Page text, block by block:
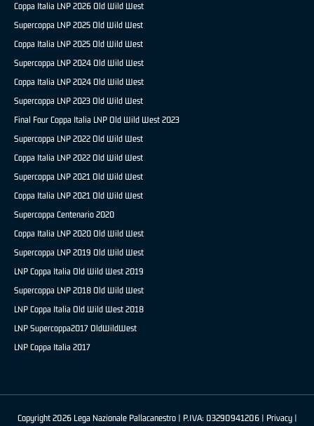
Coppa Italia LNP 2026 Old Wild West
Supercoppa LNP 2025 Old Wild West
Coppa Italia LNP 2025 Old Wild West
Supercoppa LNP 2024 Old Wild West
Coppa Italia LNP 2024 Old Wild West
Supercoppa LNP 2023 Old Wild West
Final Four Coppa Italia LNP Old Wild West 2023
Supercoppa LNP 2022 Old Wild West
Coppa Italia LNP 2022 Old Wild West
Supercoppa LNP 2021 Old Wild West
Coppa Italia LNP 2021 Old Wild West
Supercoppa Centenario 2020
Coppa Italia LNP 2020 Old Wild West
Supercoppa LNP 2019 Old Wild West
LNP Coppa Italia Old Wild West 2019
Supercoppa LNP 2018 Old Wild West
LNP Coppa Italia Old Wild West 2018
LNP Supercoppa2017 OldWildWest
LNP Coppa Italia 2017
Copyright 2026 Lega Nazionale Pallacanestro | P.IVA: 03290941206 | Privacy|